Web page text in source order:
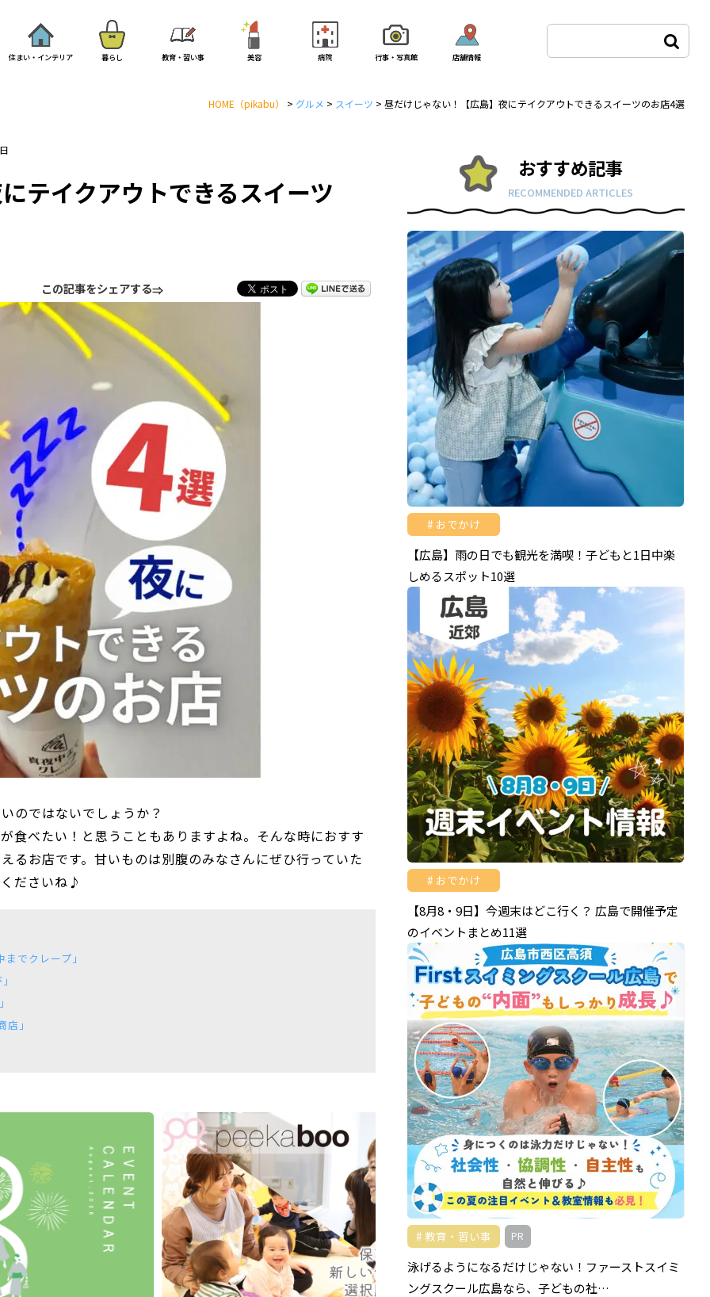
住まい・インテリア 暮らし 教育・習い事 美容 病院 行事・写真館 店舗情報
HOME （pikabu） > グルメ > スイーツ > 昼だけじゃない！【広島】夜にテイクアウトできるスイーツのお店4選
テイクアウトできるスイーツ
この記事をシェアする
のではないでしょうか？
食べたい！と思うこともありますよね。そんな時におすす
るお店です。甘いものは別腹のみなさんにぜひ行っていた
ださいね♪
でクレープ」
」
おすすめ記事
RECOMMENDED ARTICLES
おでかけ
【広島】雨の日でも観光を満喫！子どもと1日中楽
しめるスポット10選
おでかけ
【8月8・9日】今週末はどこ行く？ 広島で開催予定
のイベントまとめ11選
教育・習い事 PR
泳げるようになるだけじゃない！ファーストスイミ
ングスクール広島なら、子どもの社…